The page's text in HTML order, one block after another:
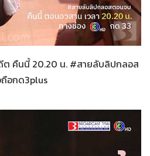
ลิปกลอส
ต คืนนี้ 20.20 น. #สายลับลิปกลอส
อกด3plus